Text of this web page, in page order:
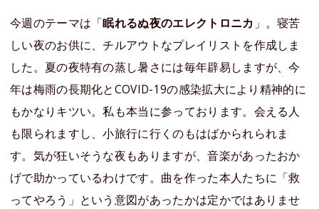
今週のテーマは「眠れるぬ夜のエレクトロニカ 」。寝苦
しい夜のお供に、チルアウトなプレイリストを作成しま
した。夏の夜特有の蒸し暑さには毎年辟易しますが、今
年は梅雨の長期化とCOVID-19の感染拡大により精神的に
もかなりキツい。私も本当に参っております。会える人
も限られますし、小旅行に行くのもはばかられられま
す。気が狂いそうな夜もありますが、音楽があったおか
げで助かっているわけです。曲を作った本人たちに「救
ってやろう」という意図があったかは定かではありませ